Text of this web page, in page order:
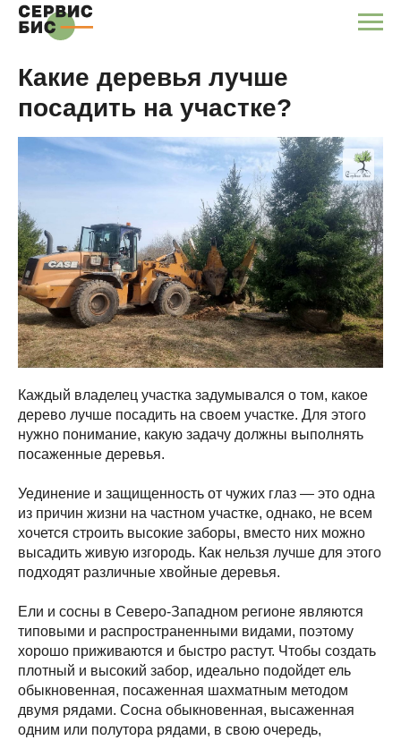
Какие деревья лучше
посадить на участке?
Каждый владелец участка задумывался о том, какое
дерево лучше посадить на своем участке. Для этого
нужно понимание, какую задачу должны выполнять
посаженные деревья.
Уединение и защищенность от чужих глаз — это одна
из причин жизни на частном участке, однако, не всем
хочется строить высокие заборы, вместо них можно
высадить живую изгородь. Как нельзя лучше для этого
подходят различные хвойные деревья.
Ели и сосны в Северо-Западном регионе являются
типовыми и распространенными видами, поэтому
хорошо приживаются и быстро растут. Чтобы создать
плотный и высокий забор, идеально подойдет ель
обыкновенная, посаженная шахматным методом
двумя рядами. Сосна обыкновенная, высаженная
одним или полутора рядами, в свою очередь,